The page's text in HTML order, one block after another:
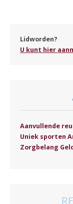
Lidworden?
U kunt hier
Aanvullende
Uniek sporten
Zorgbelang